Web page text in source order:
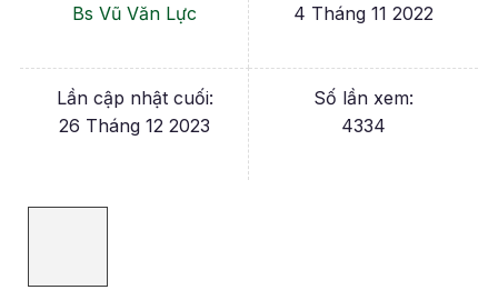
Bs Vũ Văn Lực
4 Tháng 11 2022
Lần cập nhật cuối:
26 Tháng 12 2023
Số lần xem:
4334